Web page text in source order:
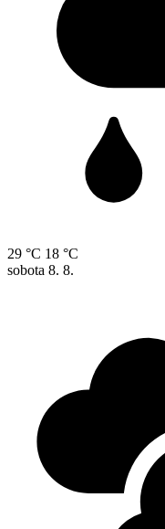
29 °C 18 °C
sobota 8. 8.